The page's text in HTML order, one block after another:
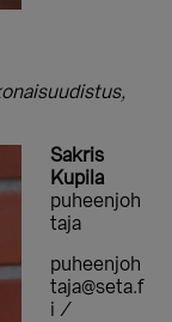
Sakris
Kupila
puheenjoh
taja
puheenjoh
taja@seta.f
i /